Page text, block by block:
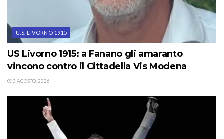
U.S. LIVORNO 1915
US Livorno 1915: a Fanano gli amaranto
vincono contro il Cittadella Vis Modena
3 AGOSTO, 2026